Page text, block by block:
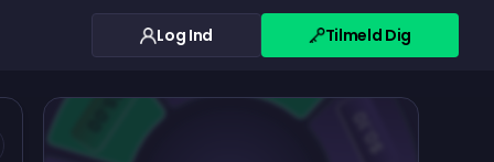
Log Ind Tilmeld Dig
$5.00
$0.10 $5.00